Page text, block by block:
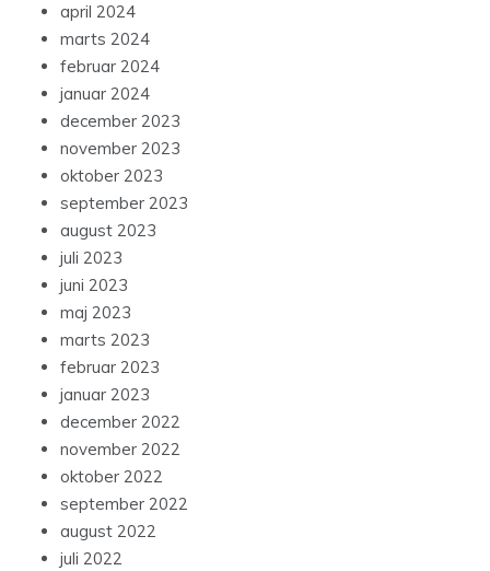
april 2024
marts 2024
februar 2024
januar 2024
december 2023
november 2023
oktober 2023
september 2023
august 2023
juli 2023
juni 2023
maj 2023
marts 2023
februar 2023
januar 2023
december 2022
november 2022
oktober 2022
september 2022
august 2022
juli 2022